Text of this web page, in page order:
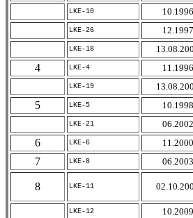
LKE-10 10.1996
LKE-26 12.1997
LKE-18
4
LKE-4 11.1996
LKE-19
5
LKE-5 10.1998
LKE-21 06.2002
6
LKE-6 11.2000
7
LKE-8 06.2003
8 LKE-11
LKE-12 10.2009